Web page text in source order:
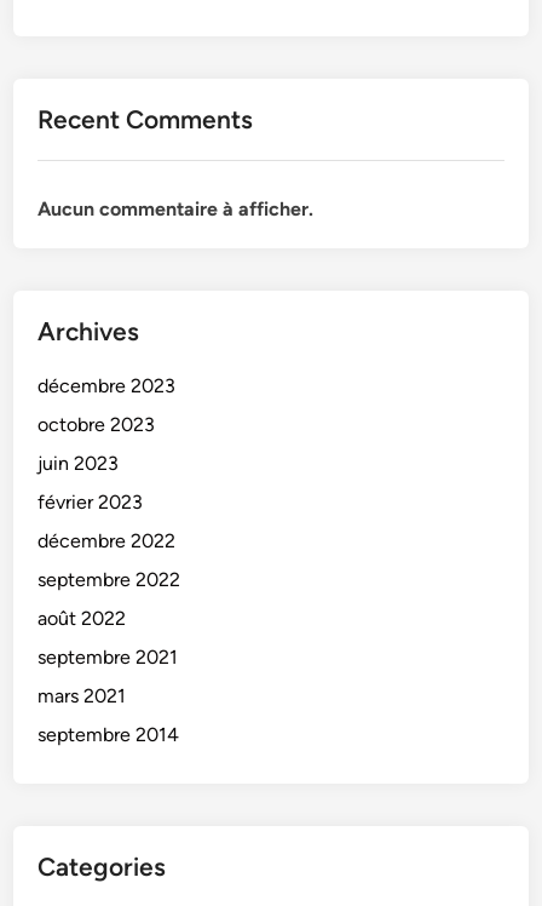
Recent Comments
Aucun commentaire à afficher.
Archives
décembre 2023
octobre 2023
juin 2023
février 2023
décembre 2022
septembre 2022
août 2022
septembre 2021
mars 2021
septembre 2014
Categories